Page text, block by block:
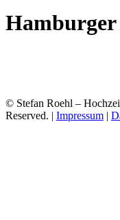
© Stefan Roehl –
Reserved. | Impressum |